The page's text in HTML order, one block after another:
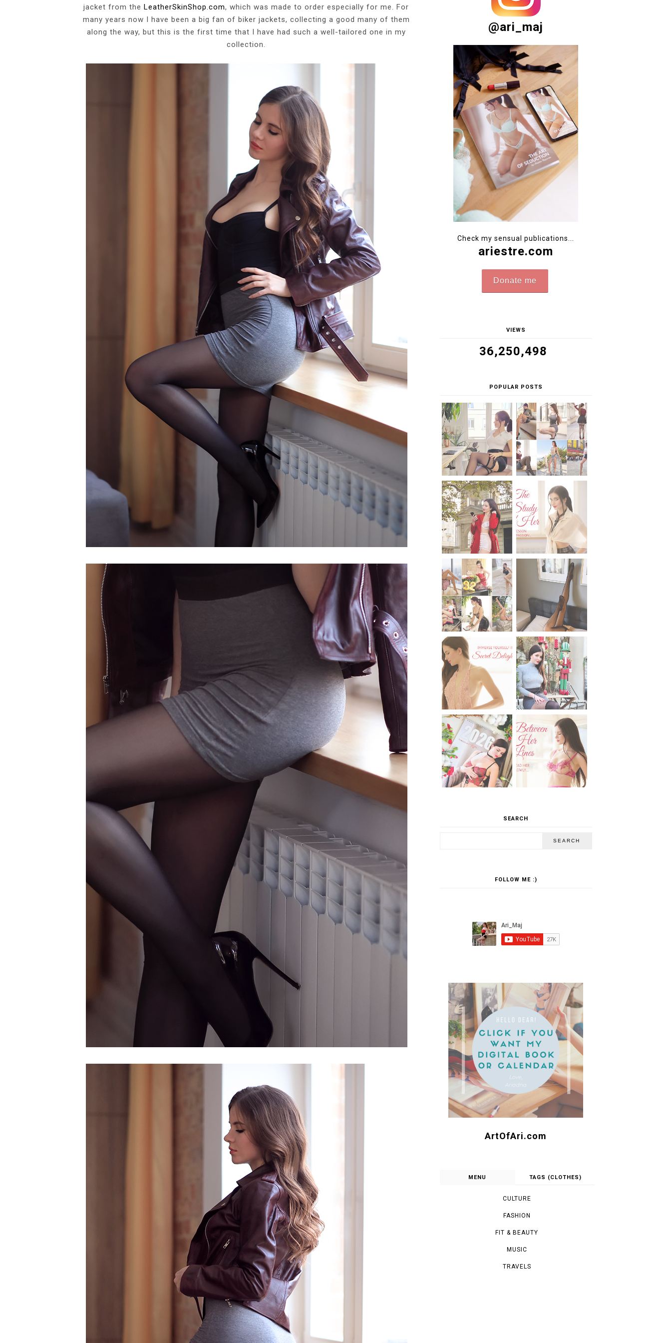
jacket from the LeatherSkinShop.com, which was made to order especially for me. For
many years now I have been a big fan of biker jackets, collecting a good many of them
along the way, but this is the first time that I have had such a well-tailored one in my
collection.
@ari_maj
Check my sensual publications...
ariestre.com
Donate me
VIEWS
36,250,498
POPULAR POSTS
SEARCH
FOLLOW ME :)
ArtOfAri.com
MENU TAGS (CLOTHES)
CULTURE
FASHION
FIT & BEAUTY
MUSIC
TRAVELS